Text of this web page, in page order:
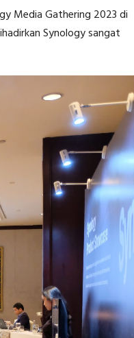
Media Gathering 2023 di
Synology sangat